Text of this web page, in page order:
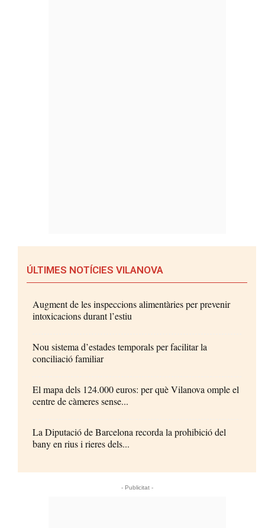
ÚLTIMES NOTÍCIES VILANOVA
Augment de les inspeccions alimentàries per prevenir
intoxicacions durant l’estiu
Nou sistema d’estades temporals per facilitar la
conciliació familiar
El mapa dels 124.000 euros: per què Vilanova omple el
centre de càmeres sense...
La Diputació de Barcelona recorda la prohibició del
bany en rius i rieres dels...
- Publicitat -